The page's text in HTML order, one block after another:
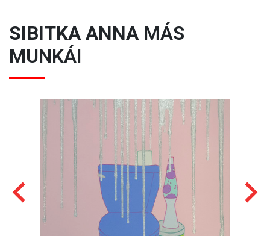
SIBITKA ANNA MÁS
MUNKÁI